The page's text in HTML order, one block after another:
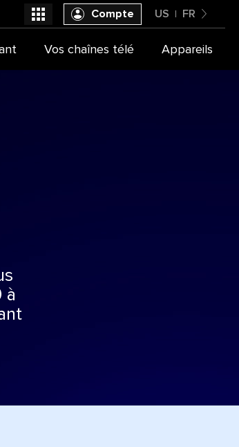
à
United States
US FR
Compte
Vos chaînes télé Appareils